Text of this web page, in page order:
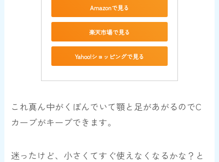
Amazonで見る
楽天市場で見る
Yahoo!ショッピングで見る
これ真ん中がくぼんでいて顎と足があがるのでC
カーブがキープできます。
迷ったけど、小さくてすぐ使えなくなるかな？と